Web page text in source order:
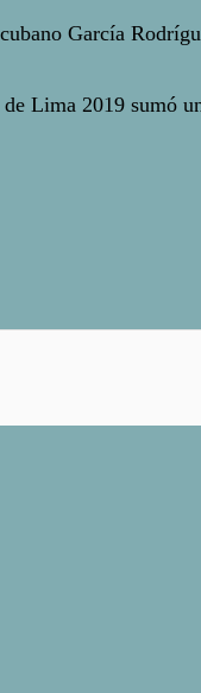
García
Lima 2019 sumó